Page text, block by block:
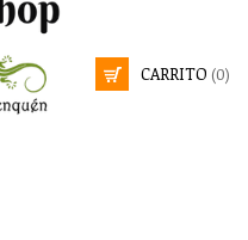
CARRITO (0)